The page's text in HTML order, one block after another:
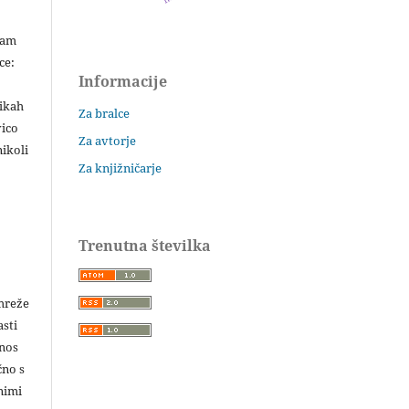
s
Informacije
Za bralce
Za avtorje
Za knjižničarje
Trenutna številka